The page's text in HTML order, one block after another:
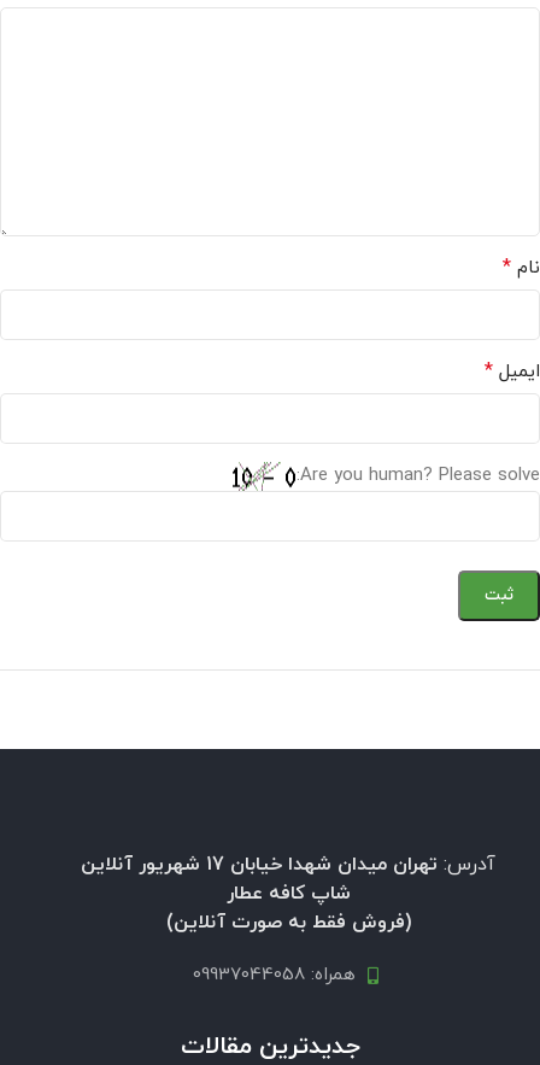
نام *
ایمیل *
Are you human? Please solve:
آدرس:
تهران میدان شهدا خیابان 17 شهریور آنلاین
شاپ کافه عطار
(فروش فقط به صورت آنلاین)
همراه: 09937044058
جدیدترین مقالات